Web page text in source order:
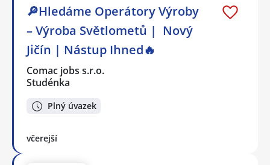
🔎Hledáme Operátory Výroby
– Výroba Světlometů | Nový
Jičín | Nástup Ihned🔥
Comac jobs s.r.o.
Studénka
Plný úvazek
včerejší